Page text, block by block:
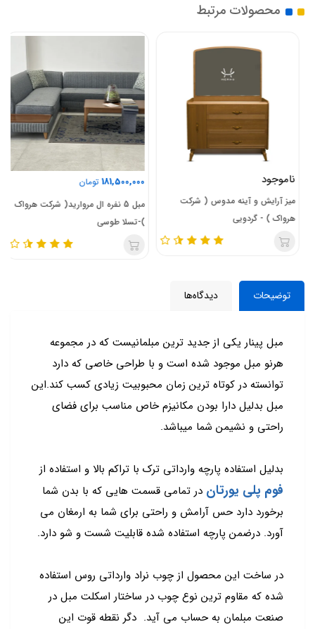
محصولات مرتبط
ناموجود
میز آرایش و آینه مدوس ( شرکت
هرواک ) - گردویی
181,500,000 تومان
مبل 5 نفره ال مروارید( شرکت هرواک
)-تسلا طوسی
توضیحات دیدگاه‌ها
مبل پینار یکی از جدید ترین مبلمانیست که در مجموعه
هرنو مبل موجود شده است و با طراحی خاصی که دارد
توانسته در کوتاه ترین زمان محبوبیت زیادی کسب کند.این
مبل بدلیل دارا بودن مکانیزم خاص مناسب برای فضای
راحتی و نشیمن شما میباشد.
بدلیل استفاده پارچه وارداتی ترک با تراکم بالا و استفاده از
فوم پلی یورتان در تمامی قسمت هایی که با بدن شما
برخورد دارد حس آرامش و راحتی برای شما به ارمغان می
آورد. درضمن پارچه استفاده شده قابلیت شست و شو دارد.
در ساخت این محصول از چوب نراد وارداتی روس استفاده
شده که مقاوم ترین نوع چوب در ساختار اسکلت مبل در
صنعت مبلمان به حساب می آید. دگر نقطه قوت این